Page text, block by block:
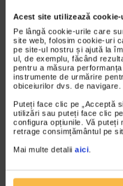
Acest site utilizează cookie-
Pe lângă cookie-urile care
site web, folosim cookie-uri
pe site-ul nostru și ajută la
ul, de exemplu, făcând
pentru a măsura
instrumente de urmărire
obiceiurilor dvs. de navigare.
Puteți face clic pe „Acceptă
utilizări sau puteți face clic
configura opțiunile. Vă puteți
retrage consimțământul pe
Mai multe detalii aici
Expozitia
16/12/2021
Artistii filialei de Arte
Artistilor Plastici au
Bitulescu sa-si
VIDEO